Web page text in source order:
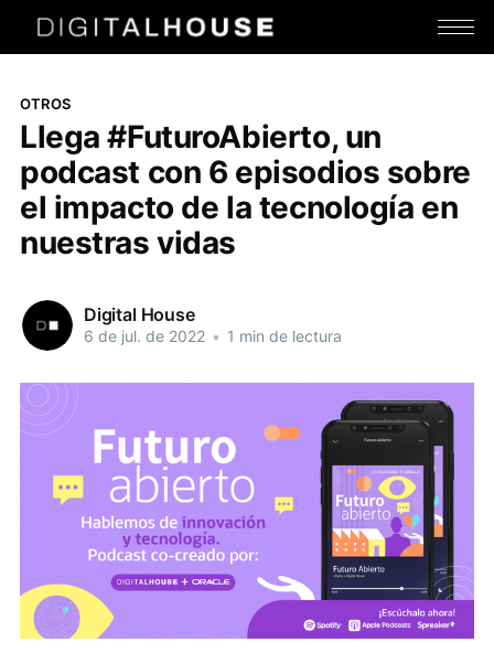
OTROS
Llega #FuturoAbierto, un
podcast con 6 episodios sobre
el impacto de la tecnología en
nuestras vidas
Digital House
6 de jul. de 2022 • 1 min de lectura